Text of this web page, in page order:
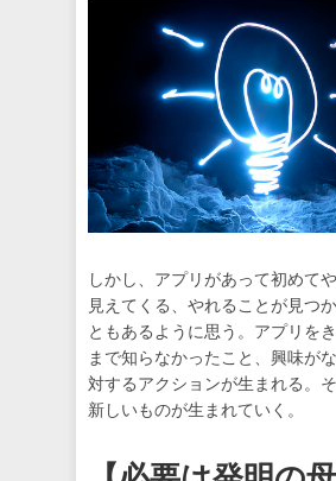
しかし、アプリがあって初めて
見えてくる、やれることが見つ
ともあるように思う。アプリを
まで知らなかったこと、興味が
対するアクションが生まれる。
新しいものが生まれていく。